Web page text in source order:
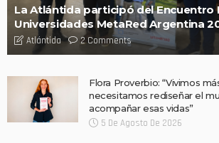
La Atlántida participó del Encuentro
Universidades MetaRed Argentina
Atlántida 2 Comments
Flora Proverbio: “Vivimos
necesitamos rediseñar el
acompañar esas vidas”
5 De Agosto De 2026